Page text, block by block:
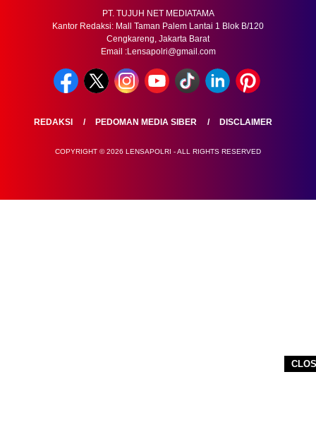
PT. TUJUH NET MEDIATAMA
Kantor Redaksi: Mall Taman Palem Lantai 1 Blok B/120
Cengkareng, Jakarta Barat
Email :Lensapolri@gmail.com
REDAKSI PEDOMAN MEDIA SIBER DISCLAIMER
COPYRIGHT © 2026 LENSAPOLRI - ALL RIGHTS RESERVED